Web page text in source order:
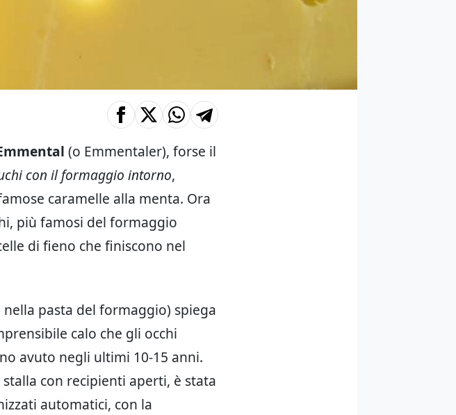
(o Emmentaler), forse il
con il formaggio intorno,
caramelle alla menta. Ora
più famosi del formaggio
di fieno che finiscono nel
nella pasta del formaggio) spiega
calo che gli occhi
avuto negli ultimi 10-15 anni.
con recipienti aperti, è stata
automatici, con la